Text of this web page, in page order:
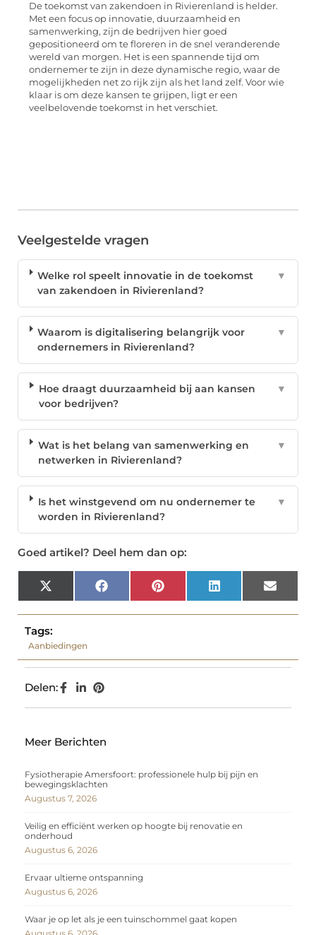
De toekomst van zakendoen in Rivierenland is helder.
Met een focus op innovatie, duurzaamheid en
samenwerking, zijn de bedrijven hier goed
gepositioneerd om te floreren in de snel veranderende
wereld van morgen. Het is een spannende tijd om
ondernemer te zijn in deze dynamische regio, waar de
mogelijkheden net zo rijk zijn als het land zelf. Voor wie
klaar is om deze kansen te grijpen, ligt er een
veelbelovende toekomst in het verschiet.
Veelgestelde vragen
Welke rol speelt innovatie in de toekomst
van zakendoen in Rivierenland?
▼
Waarom is digitalisering belangrijk voor
ondernemers in Rivierenland?
▼
Hoe draagt duurzaamheid bij aan kansen
voor bedrijven?
▼
Wat is het belang van samenwerking en
netwerken in Rivierenland?
▼
Is het winstgevend om nu ondernemer te
worden in Rivierenland?
▼
Goed artikel? Deel hem dan op:
X
(Twitter)
Facebook Pinterest LinkedIn Email
Tags:
Aanbiedingen
Delen:
Meer Berichten
Fysiotherapie Amersfoort: professionele hulp bij pijn en
bewegingsklachten
Augustus 7, 2026
Veilig en efficiënt werken op hoogte bij renovatie en
onderhoud
Augustus 6, 2026
Ervaar ultieme ontspanning
Augustus 6, 2026
Waar je op let als je een tuinschommel gaat kopen